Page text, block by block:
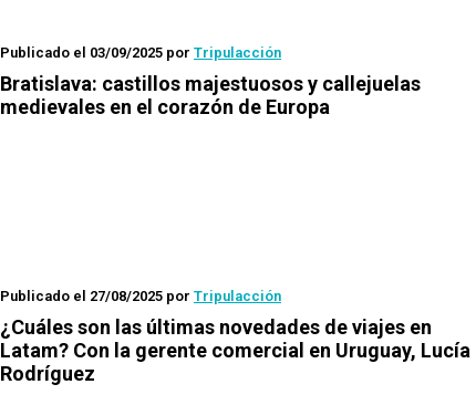
Publicado el 03/09/2025 por Tripulacción
Bratislava: castillos majestuosos y callejuelas
medievales en el corazón de Europa
Publicado el 27/08/2025 por Tripulacción
¿Cuáles son las últimas novedades de viajes en
Latam? Con la gerente comercial en Uruguay, Lucía
Rodríguez